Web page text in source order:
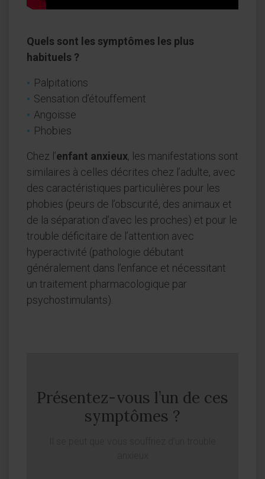
Quels sont les symptômes les plus
habituels ?
Palpitations
Sensation d’étouffement
Angoisse
Phobies
Chez l’enfant anxieux, les manifestations sont
similaires à celles décrites chez l’adulte, avec
des caractéristiques particulières pour les
phobies (peurs de l’obscurité, des animaux et
de la séparation d’avec les proches) et pour le
trouble déficitaire de l’attention avec
hyperactivité (pathologie débutant
généralement dans l’enfance et nécessitant
un traitement pharmacologique par
psychostimulants).
Présentez-vous l’un de ces
symptômes ?